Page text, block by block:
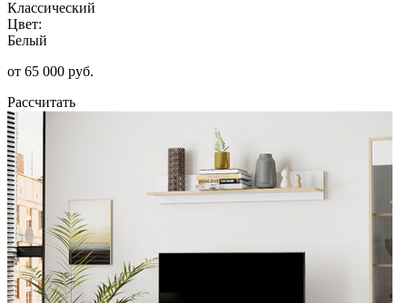
Классический
Цвет:
Белый
от 65 000 руб.
Рассчитать